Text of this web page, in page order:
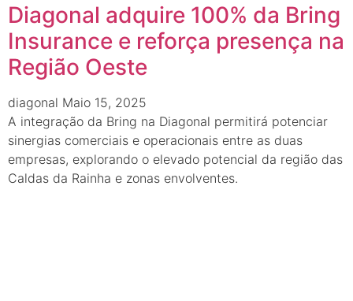
Diagonal adquire 100% da Bring
Insurance e reforça presença na
Região Oeste
diagonal Maio 15, 2025
A integração da Bring na Diagonal permitirá potenciar
sinergias comerciais e operacionais entre as duas
empresas, explorando o elevado potencial da região das
Caldas da Rainha e zonas envolventes.